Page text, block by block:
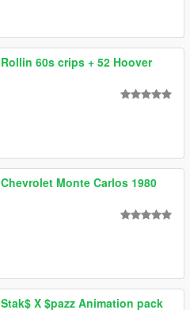
Rollin 60s crips + 52 Hoover
Chevrolet Monte Carlos 1980
Stak$ X $pazz Animation pack